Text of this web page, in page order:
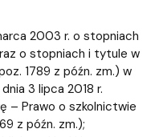
2003 r. o stopniach
o stopniach i tytule w
1789 z późn. zm.) w
3 lipca 2018 r.
– Prawo o szkolnictwie
z późn. zm.);